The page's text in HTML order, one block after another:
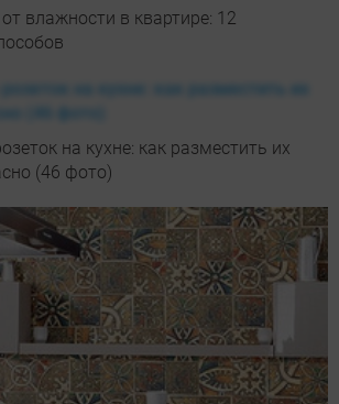
влажности в квартире: 12
на кухне: как разместить их
(46 фото)